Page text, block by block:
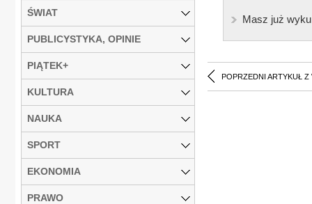
Masz już
POPRZEDNI ARTYKUŁ Z
ŚWIAT
PUBLICYSTYKA, OPINIE
PIĄTEK+
KULTURA
NAUKA
SPORT
EKONOMIA
PRAWO